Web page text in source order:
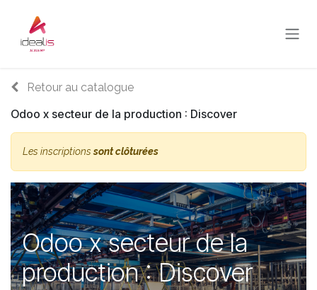
Retour au catalogue
Odoo x secteur de la production : Discover
Les inscriptionssont clôturées
Odoo x secteur de la
production : Discover